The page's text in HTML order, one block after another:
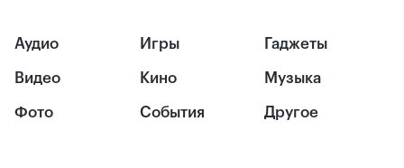
Аудио
Видео
Фото
Игры
Кино
События
Гаджеты
Музыка
Другое